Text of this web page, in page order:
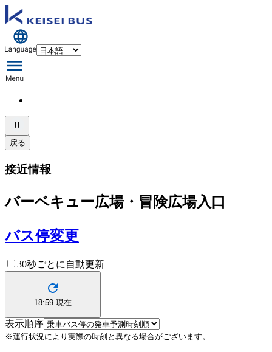
戻る
接近情報
バーベキュー広場・冒険広場入口
バス停変更
30秒ごとに自動更新
18:59 現在
表示順序
※運行状況により実際の時刻と異なる場合がございます。